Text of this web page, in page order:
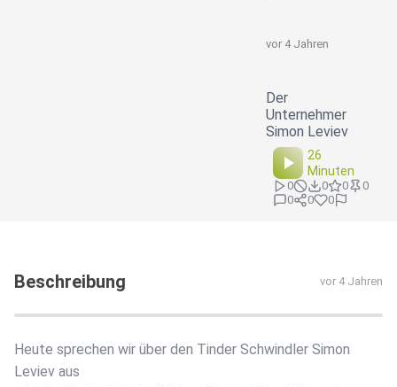
vor 4 Jahren
Der
Unternehmer
Simon Leviev
26
Minuten
0 0 0
0
0
0 0
Beschreibung vor 4 Jahren
Heute sprechen wir über den Tinder Schwindler Simon
Leviev aus